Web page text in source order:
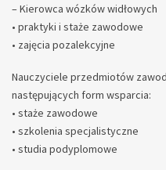
– Kierowca wózków widłowych
• praktyki i staże zawodowe
• zajęcia pozalekcyjne
Nauczyciele przedmiotów
następujących form wsparcia:
• staże zawodowe
• szkolenia specjalistyczne
• studia podyplomowe